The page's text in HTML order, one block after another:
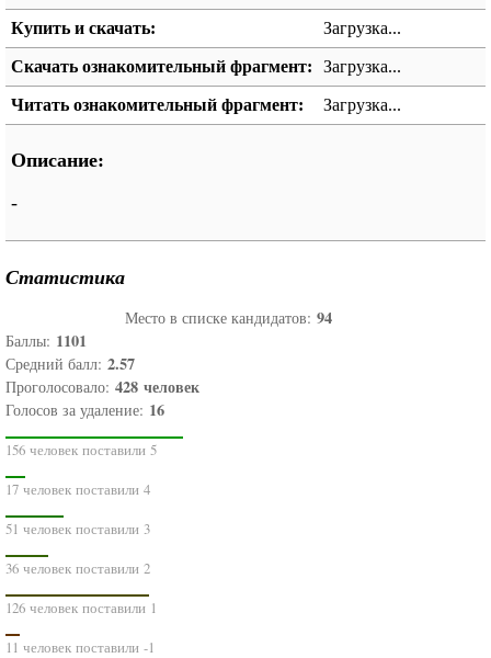
Купить и скачать: Загрузка...
Скачать ознакомительный фрагмент: Загрузка...
Читать ознакомительный фрагмент: Загрузка...
Описание:
-
Статистика
Место в списке кандидатов: 94
Баллы: 1101
Средний балл: 2.57
Проголосовало: 428 человек
Голосов за удаление: 16
156 человек поставили 5
17 человек поставили 4
51 человек поставили 3
36 человек поставили 2
126 человек поставили 1
11 человек поставили -1